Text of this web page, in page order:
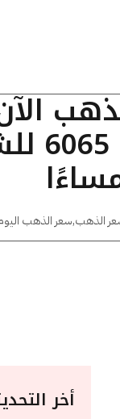
عيار
الذهب,سعر الذهب
أخر